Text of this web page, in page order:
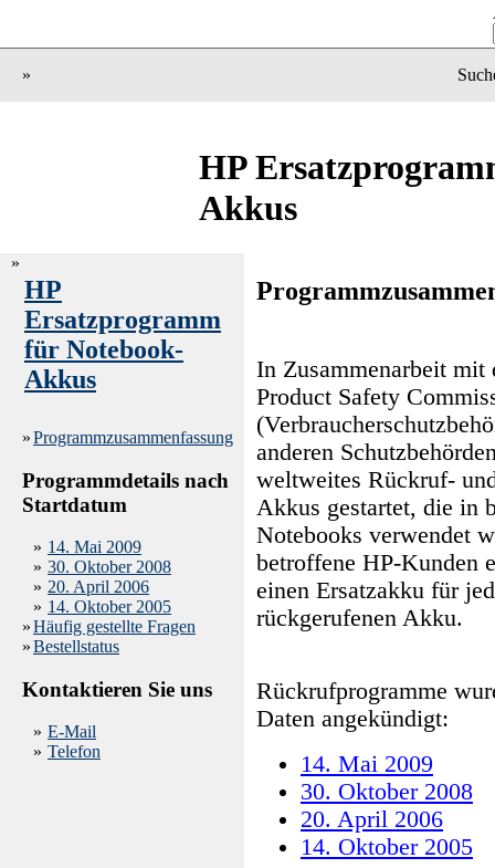
»
HP
Akkus
»
HP
Ersatzprogramm
für Notebook-
Akkus
»Programmzusammenfassung
Programmdetails nach
Startdatum
» 14. Mai 2009
» 30. Oktober 2008
» 20. April 2006
» 14. Oktober 2005
»Häufig gestellte Fragen
»Bestellstatus
Kontaktieren Sie uns
» E-Mail
» Telefon
In Zusammenarbeit mit
Product Safety
anderen
weltweites Rückruf-
Akkus gestartet, die in
Notebooks verwendet
betroffene HP-Kunden
einen Ersatzakku für
rückgerufenen Akku.
Rückrufprogramme
Daten angekündigt:
14. Mai 2009
30. Oktober 2008
20. April 2006
14. Oktober 2005